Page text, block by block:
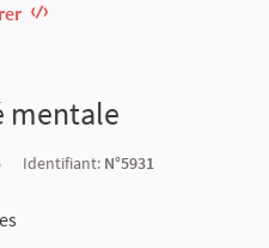
mentale
Identifiant: N°5931